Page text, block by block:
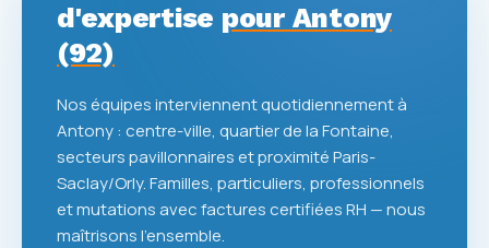
d'expertise pour Antony
(92)
Nos équipes interviennent quotidiennement à
Antony : centre-ville, quartier de la Fontaine,
secteurs pavillonnaires et proximité Paris-
Saclay/Orly. Familles, particuliers, professionnels
et mutations avec factures certifiées RH — nous
maîtrisons l'ensemble.